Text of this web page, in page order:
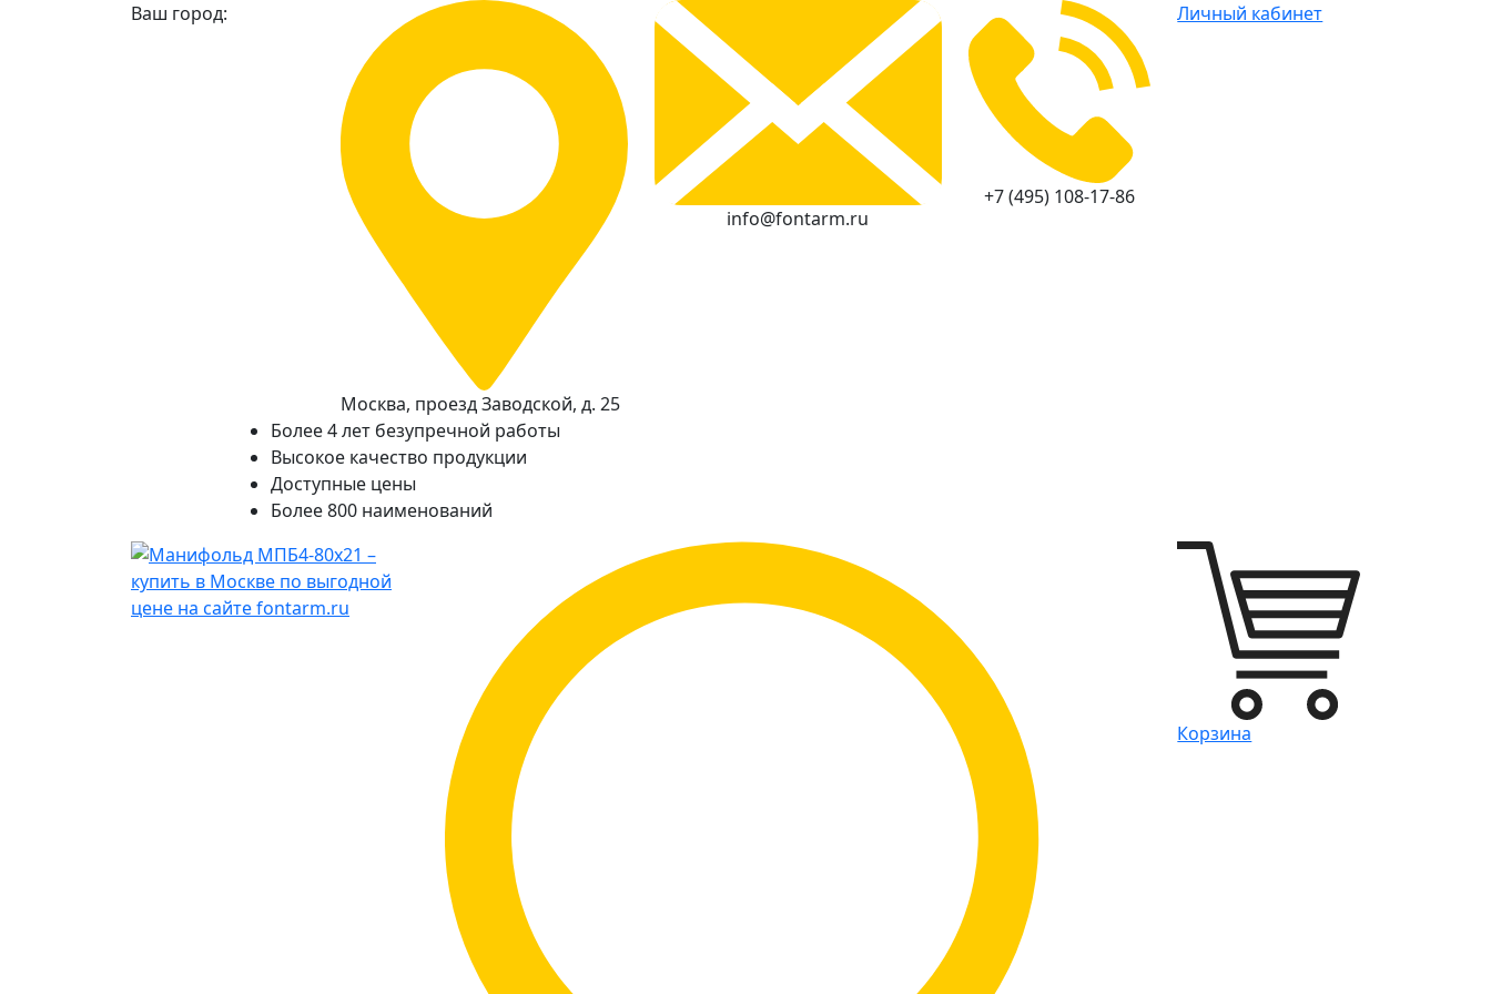
Ваш город:
Москва, проезд Заводской, д. 25
info@fontarm.ru
+7 (495) 108-17-86
Личный кабинет
Более 4 лет безупречной работы
Высокое качество продукции
Доступные цены
Более 800 наименований
Корзина